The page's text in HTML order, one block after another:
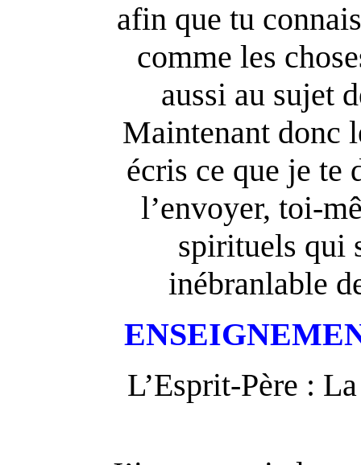
afin que tu
comme les
aussi au sujet
Maintenant donc
écris ce que je te
l’envoyer, toi-
spirituels qui
inébranlable
L’Esprit-Père :